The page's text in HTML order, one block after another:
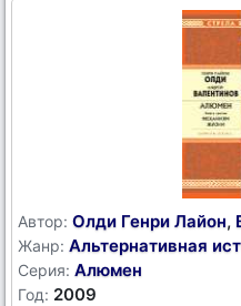
Автор: Олди Генри Лайон,
Жанр: Альтернативная
Серия: Алюмен
Год: 2009